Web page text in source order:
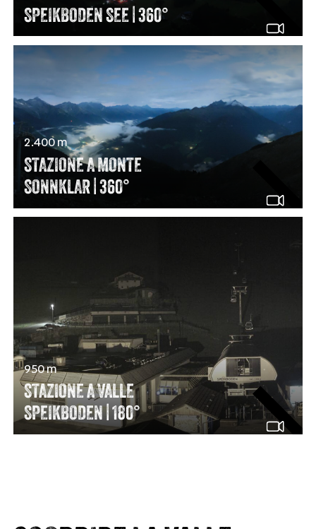
SPEIKBODEN SEE | 360°
2.400 m
STAZIONE A MONTE
SONNKLAR | 360°
950 m
STAZIONE A VALLE
SPEIKBODEN | 180°